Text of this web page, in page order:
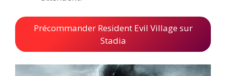
Précommander Resident Evil Village sur
Stadia